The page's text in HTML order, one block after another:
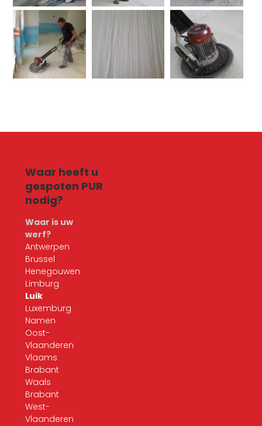
Waar heeft u
gespoten PUR
nodig?
Waar is uw
werf?
Antwerpen
Brussel
Henegouwen
Limburg
Luik
Luxemburg
Namen
Oost-
Vlaanderen
Vlaams
Brabant
Waals
Brabant
West-
Vlaanderen